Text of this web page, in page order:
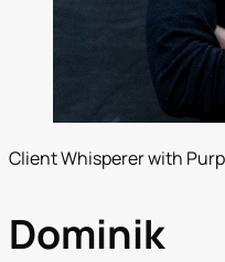
Client Whisperer with
Dominik